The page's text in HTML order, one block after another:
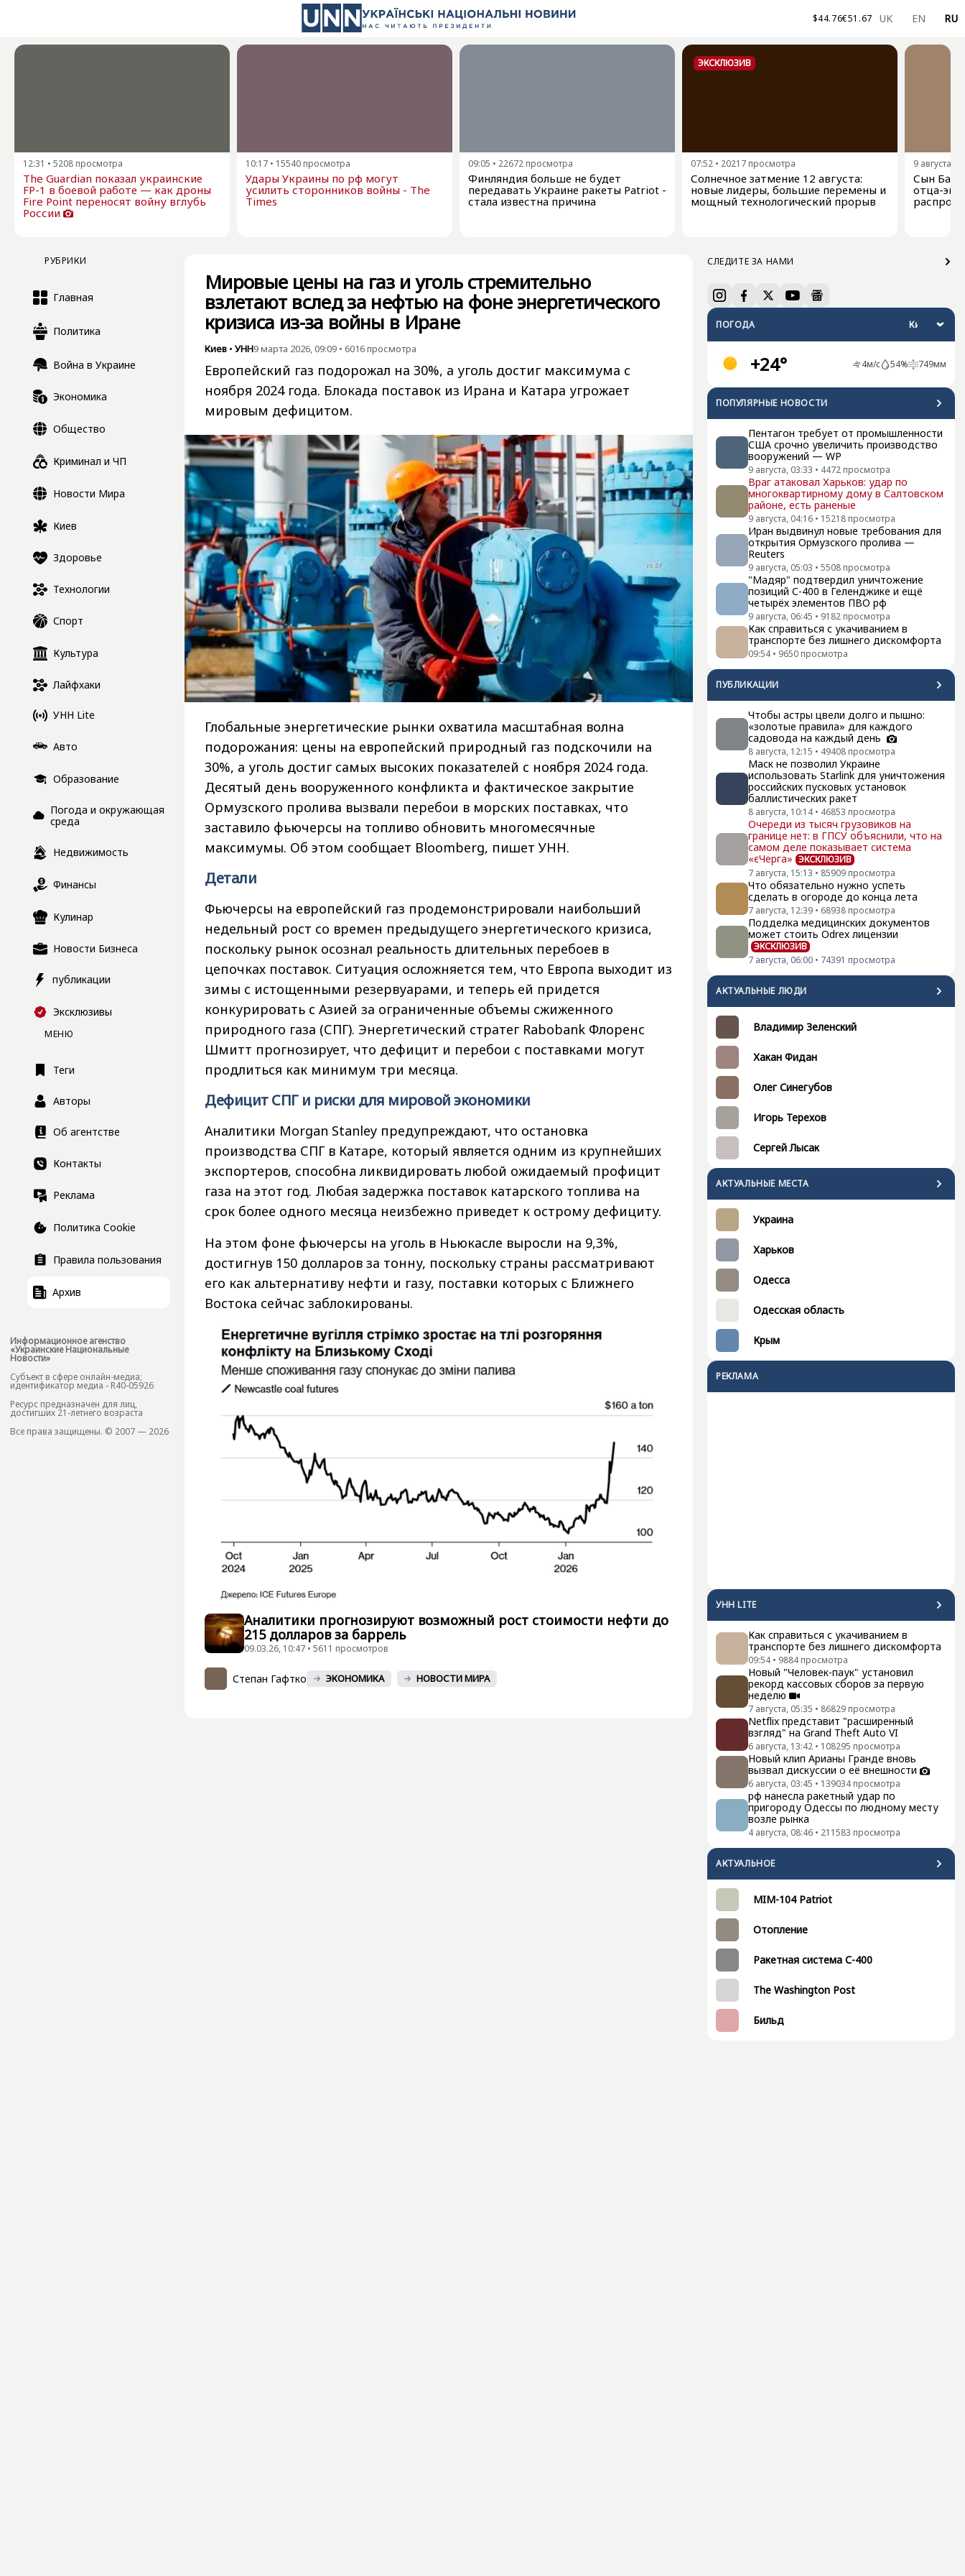
$44.76€51.67 UK EN RU
12:31 • 5208 просмотра
The Guardian показал украинские
FP-1 в боевой работе — как дроны
Fire Point переносят войну вглубь
России
10:17 • 15540 просмотра
Удары Украины по рф могут
усилить сторонников войны - The
Times
09:05 • 22672 просмотра
Финляндия больше не будет
передавать Украине ракеты Patriot -
стала известна причина
ЭКСКЛЮЗИВ
07:52 • 20217 просмотра
Солнечное затмение 12 августа:
новые лидеры, большие перемены и
мощный технологический прорыв
9 августа,
Сын
отца-
РУБРИКИ
Главная
Политика
Война в Украине
Экономика
Общество
Криминал и ЧП
Новости Мира
Киев
Здоровье
Технологии
Спорт
Культура
Лайфхаки
УНН Lite
Авто
Образование
Погода и окружающая
среда
Недвижимость
Финансы
Кулинар
Новости Бизнеса
публикации
Эксклюзивы
МЕНЮ
Теги
Авторы
Об агентстве
Контакты
Реклама
Политика Cookie
Правила пользования
Архив
Информационное агенство
«Украинские Национальные
Новости»
Субъект в сфере онлайн-медиа;
идентификатор медиа - R40-05926
Ресурс предназначен для лиц,
достигших 21-летнего возраста
Все права защищены. © 2007 — 2026
СЛЕДИТЕ ЗА НАМИ
ПОГОДА
+24° 4м/с 54% 749мм
ПОПУЛЯРНЫЕ НОВОСТИ
Пентагон требует от промышленности
США срочно увеличить производство
вооружений — WP
9 августа, 03:33 • 4472 просмотра
Враг атаковал Харьков: удар по
многоквартирному дому в Салтовском
районе, есть раненые
9 августа, 04:16 • 15218 просмотра
Иран выдвинул новые требования для
открытия Ормузского пролива —
Reuters
9 августа, 05:03 • 5508 просмотра
"Мадяр" подтвердил уничтожение
позиций С-400 в Геленджике и ещё
четырёх элементов ПВО рф
9 августа, 06:45 • 9182 просмотра
Как справиться с укачиванием в
транспорте без лишнего дискомфорта
09:54 • 9650 просмотра
ПУБЛИКАЦИИ
Чтобы астры цвели долго и пышно:
«золотые правила» для каждого
садовода на каждый день
8 августа, 12:15 • 49408 просмотра
Маск не позволил Украине
использовать Starlink для уничтожения
российских пусковых установок
баллистических ракет
8 августа, 10:14 • 46853 просмотра
Очереди из тысяч грузовиков на
границе нет: в ГПСУ объяснили, что на
самом деле показывает система
«єЧерга» ЭКСКЛЮЗИВ
7 августа, 15:13 • 85909 просмотра
Что обязательно нужно успеть
сделать в огороде до конца лета
7 августа, 12:39 • 68938 просмотра
Подделка медицинских документов
может стоить Odrex лицензии
ЭКСКЛЮЗИВ
7 августа, 06:00 • 74391 просмотра
АКТУАЛЬНЫЕ ЛЮДИ
Владимир Зеленский
Хакан Фидан
Олег Синегубов
Игорь Терехов
Сергей Лысак
АКТУАЛЬНЫЕ МЕСТА
Украина
Харьков
Одесса
Одесская область
Крым
РЕКЛАМА
УНН LITE
Как справиться с укачиванием в
транспорте без лишнего дискомфорта
09:54 • 9884 просмотра
Новый "Человек-паук" установил
рекорд кассовых сборов за первую
неделю
7 августа, 05:35 • 86829 просмотра
Netflix представит "расширенный
взгляд" на Grand Theft Auto VI
6 августа, 13:42 • 108295 просмотра
Новый клип Арианы Гранде вновь
вызвал дискуссии о её внешности
6 августа, 03:45 • 139034 просмотра
рф нанесла ракетный удар по
пригороду Одессы по людному месту
возле рынка
4 августа, 08:46 • 211583 просмотра
АКТУАЛЬНОЕ
MIM-104 Patriot
Отопление
Ракетная система С-400
The Washington Post
Бильд
Мировые цены на газ и уголь стремительно
взлетают вслед за нефтью на фоне энергетического
кризиса из-за войны в Иране
Киев • УНН9 марта 2026, 09:09 • 6016просмотра
Европейский газ подорожал на 30%, а уголь достиг максимума с
ноября 2024 года. Блокада поставок из Ирана и Катара угрожает
мировым дефицитом.
Глобальные энергетические рынки охватила масштабная волна
подорожания: цены на европейский природный газ подскочили на
30%, а уголь достиг самых высоких показателей с ноября 2024 года.
Десятый день вооруженного конфликта и фактическое закрытие
Ормузского пролива вызвали перебои в морских поставках, что
заставило фьючерсы на топливо обновить многомесячные
максимумы. Об этом сообщает Bloomberg, пишет УНН.
Детали
Фьючерсы на европейский газ продемонстрировали наибольший
недельный рост со времен предыдущего энергетического кризиса,
поскольку рынок осознал реальность длительных перебоев в
цепочках поставок. Ситуация осложняется тем, что Европа выходит из
зимы с истощенными резервуарами, и теперь ей придется
конкурировать с Азией за ограниченные объемы сжиженного
природного газа (СПГ). Энергетический стратег Rabobank Флоренс
Шмитт прогнозирует, что дефицит и перебои с поставками могут
продлиться как минимум три месяца.
Дефицит СПГ и риски для мировой экономики
Аналитики Morgan Stanley предупреждают, что остановка
производства СПГ в Катаре, который является одним из крупнейших
экспортеров, способна ликвидировать любой ожидаемый профицит
газа на этот год. Любая задержка поставок катарского топлива на
срок более одного месяца неизбежно приведет к острому дефициту.
На этом фоне фьючерсы на уголь в Ньюкасле выросли на 9,3%,
достигнув 150 долларов за тонну, поскольку страны рассматривают
его как альтернативу нефти и газу, поставки которых с Ближнего
Востока сейчас заблокированы.
Аналитики прогнозируют возможный рост стоимости нефти до
215 долларов за баррель
09.03.26, 10:47 • 5611 просмотров
Степан Гафтко ЭКОНОМИКА НОВОСТИ МИРА